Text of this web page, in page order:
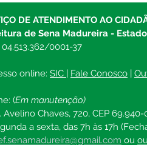
DE ATENDIMENTO AO
de Sena Madureira -
04.513.362/0001-37
online: SIC | Fale Conosco |
(Em manutenção)
Avelino Chaves, 720, CEP
a sexta, das 7h às 17h
ou